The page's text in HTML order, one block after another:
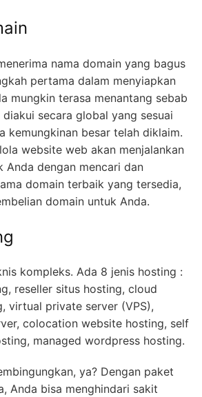
nama domain yang bagus
pertama dalam menyiapkan
mungkin terasa menantang sebab
secara global yang sesuai
kemungkinan besar telah diklaim.
website web akan menjalankan
Anda dengan mencari dan
domain terbaik yang tersedia,
domain untuk Anda.
kompleks. Ada 8 jenis hosting :
reseller situs hosting, cloud
virtual private server (VPS),
colocation website hosting, self
managed wordpress hosting.
ya? Dengan paket
Anda bisa menghindari sakit